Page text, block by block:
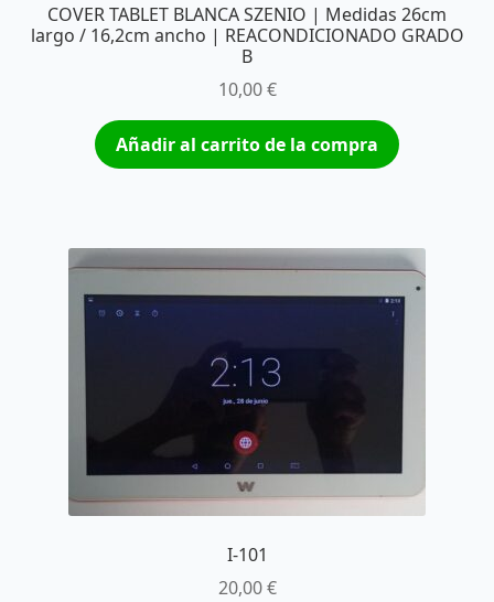
COVER TABLET BLANCA SZENIO | Medidas 26cm
largo / 16,2cm ancho | REACONDICIONADO GRADO
B
10,00€
Añadir al carrito de la compra
I-101
20,00€